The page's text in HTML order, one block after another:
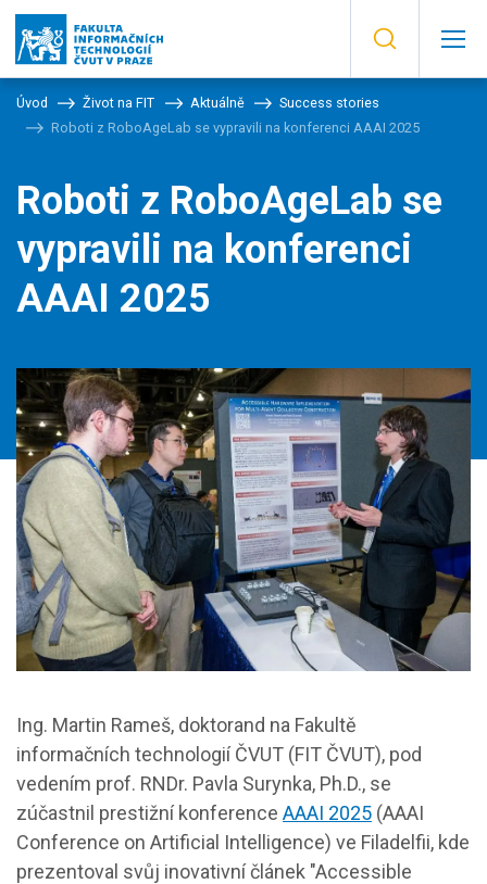
Úvod Život na FIT Aktuálně
Success stories
Roboti z RoboAgeLab se vypravili na konferenci AAAI 2025
Roboti z RoboAgeLab se
vypravili na konferenci
AAAI 2025
Ing. Martin Rameš, doktorand na Fakultě
informačních technologií ČVUT (FIT ČVUT), pod
vedením prof. RNDr. Pavla Surynka, Ph.D., se
zúčastnil prestižní konference AAAI 2025 (AAAI
Conference on Artificial Intelligence) ve Filadelfii, kde
prezentoval svůj inovativní článek "Accessible